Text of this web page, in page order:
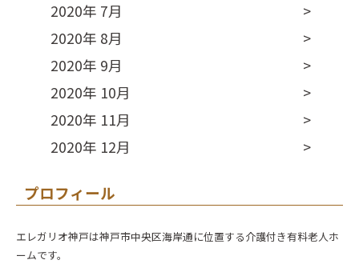
2020年 7月
2020年 8月
2020年 9月
2020年 10月
2020年 11月
2020年 12月
プロフィール
エレガリオ神戸は神戸市中央区海岸通に位置する介護付き有料老人ホ
ームです。